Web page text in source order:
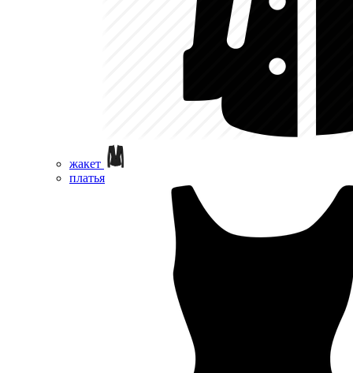
жакет
платья